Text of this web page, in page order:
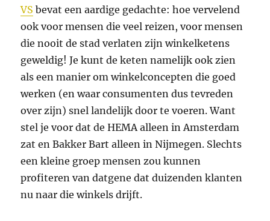
VS bevat een aardige gedachte: hoe vervelend
ook voor mensen die veel reizen, voor mensen
die nooit de stad verlaten zijn winkelketens
geweldig! Je kunt de keten namelijk ook zien
als een manier om winkelconcepten die goed
werken (en waar consumenten dus tevreden
over zijn) snel landelijk door te voeren. Want
stel je voor dat de HEMA alleen in Amsterdam
zat en Bakker Bart alleen in Nijmegen. Slechts
een kleine groep mensen zou kunnen
profiteren van datgene dat duizenden klanten
nu naar die winkels drijft.